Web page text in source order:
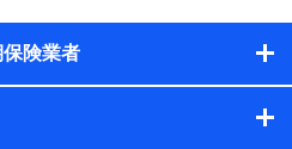
株式会社NTTドコモおよび提携
するため
好・傾向に応じたサービス・商
険業者